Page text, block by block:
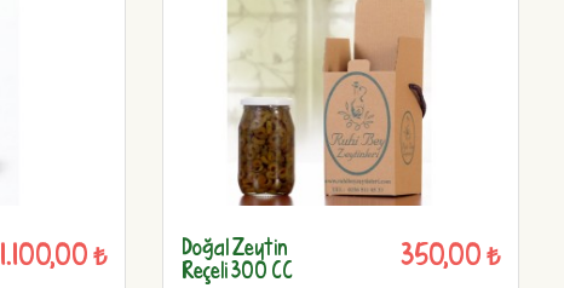
1.100,00 ₺ Doğal Zeytin
Reçeli 300 CC 350,00 ₺